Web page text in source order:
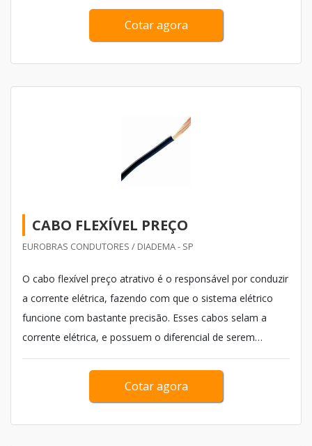
Cotar agora
CABO FLEXÍVEL PREÇO
EUROBRAS CONDUTORES / DIADEMA - SP
O cabo flexível preço atrativo é o responsável por conduzir
a corrente elétrica, fazendo com que o sistema elétrico
funcione com bastante precisão. Esses cabos selam a
corrente elétrica, e possuem o diferencial de serem
totalmente flexíveis. Na busca por cabos flexíveis é
necessário decidir por aqueles que tragam um excelente
custo beneficio. Pensando ness...
Cotar agora